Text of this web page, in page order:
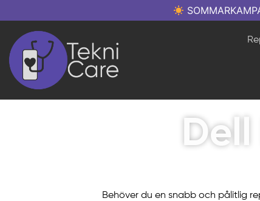
Behöver du en snabb och pålitlig